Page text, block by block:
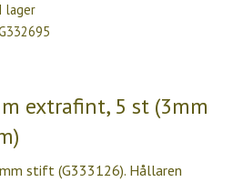
I lager
extrafint, 5 st (3mm
stift (G333126). Hållaren